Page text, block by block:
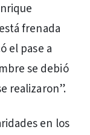
frenada
el pase a
se debió
realizaron”.
en los